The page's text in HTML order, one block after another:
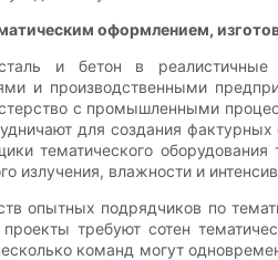
оформлением,
и бетон в
и производственными
с промышленными
для создания
тематического
излучения, влажности и
опытных подрядчиков по
требуют сотен
команд могут